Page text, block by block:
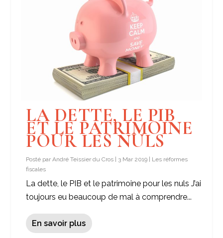
LA DETTE, LE PIB
ET LE PATRIMOINE
POUR LES NULS
Posté parAndré Teissier du Cros 3 Mar 2019
Les réformes
fiscales
La dette, le PIB et le patrimoine pour les nuls J’ai
toujours eu beaucoup de mal à comprendre...
En savoir plus